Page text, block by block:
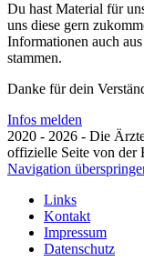
Du hast Material für
uns diese gern
Informationen auch
stammen.
Danke für dein
Infos melden
2020 - 2026 - Die
offizielle Seite von der
Navigation
Links
Kontakt
Impressum
Datenschutz